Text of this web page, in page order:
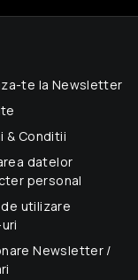
te la Newsletter
& Conditii
datelor
personal
utilizare
Newsletter /